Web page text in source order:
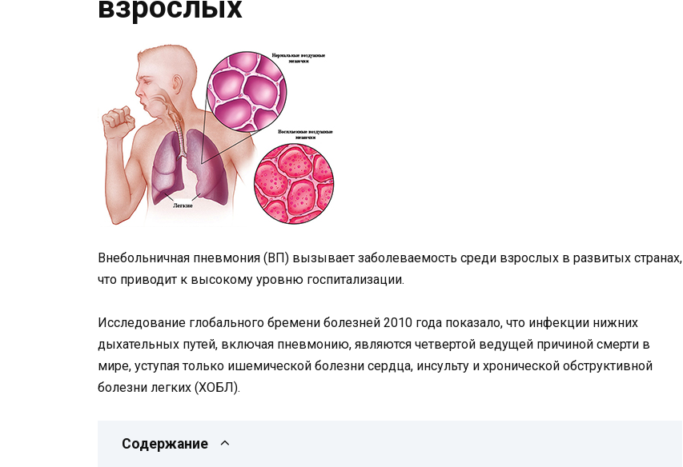
Внебольничная пневмония (ВП) вызывает заболеваемость среди взрослых в развитых странах,
что приводит к высокому уровню госпитализации.
Исследование глобального бремени болезней 2010 года показало, что инфекции нижних
дыхательных путей, включая пневмонию, являются четвертой ведущей причиной смерти в
мире, уступая только ишемической болезни сердца, инсульту и хронической обструктивной
болезни легких (ХОБЛ).
Содержание